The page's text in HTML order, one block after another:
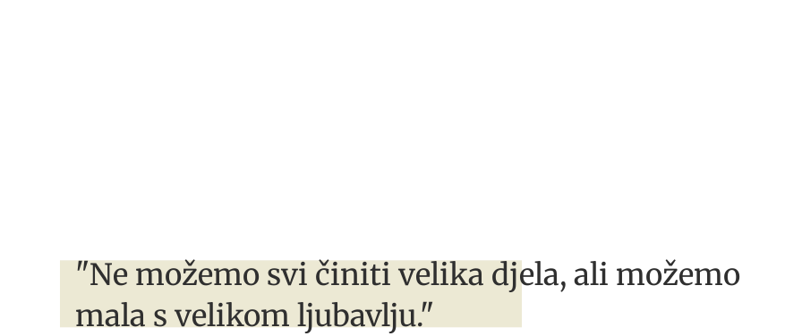
"Ne možemo svi činiti velika djela, ali možemo
mala s velikom ljubavlju."